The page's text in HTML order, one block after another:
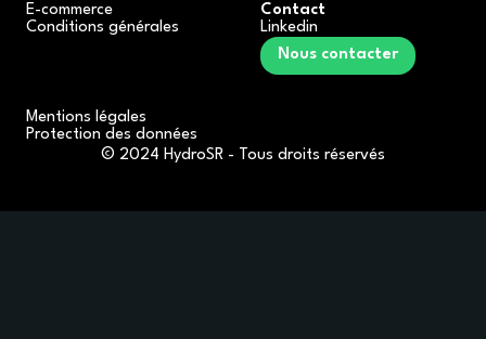
E-commerce
Conditions générales
Contact
Linkedin
Nous contacter
Mentions légales
Protection des données
© 2024 HydroSR - Tous droits réservés